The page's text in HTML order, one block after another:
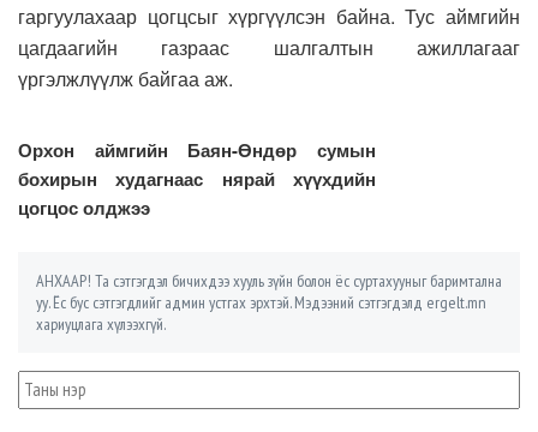
гаргуулахаар цогцсыг хүргүүлсэн байна. Тус аймгийн
цагдаагийн газраас шалгалтын ажиллагааг
үргэлжлүүлж байгаа аж.
Орхон аймгийн Баян-Өндөр сумын
бохирын худагнаас нярай хүүхдийн
цогцос олджээ
АНХААР! Та сэтгэгдэл бичихдээ хууль зүйн болон ёс суртахууныг баримтална
уу. Ёс бус сэтгэгдлийг админ устгах эрхтэй. Мэдээний сэтгэгдэлд ergelt.mn
хариуцлага хүлээхгүй.